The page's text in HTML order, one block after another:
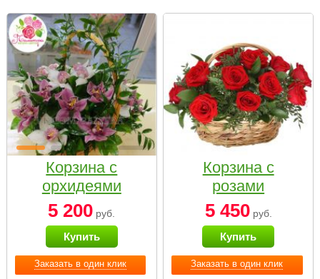
Заказать в один клик
Корзина с
орхидеями
малая
5 200 руб.
Купить
Заказать в один клик
Корзина с
розами
«Красный
Париж»
5 450руб.
Купить